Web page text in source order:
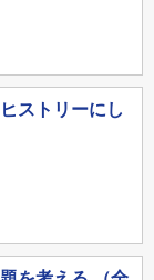
ストリーにし